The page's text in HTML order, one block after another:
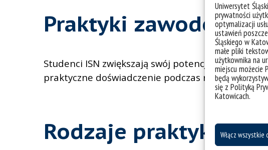
Uniwersytet
prywatności
optymalizacji
ustawień
Śląskiego w
małe pliki
użytkownika na
miejscu możecie
będą
się z Polityką
Katowicach.
Włącz wszystkie
Praktyki zawodowe
Studenci ISN zwiększają swój potencjał
praktyczne doświadczenie podczas
Rodzaje praktyk